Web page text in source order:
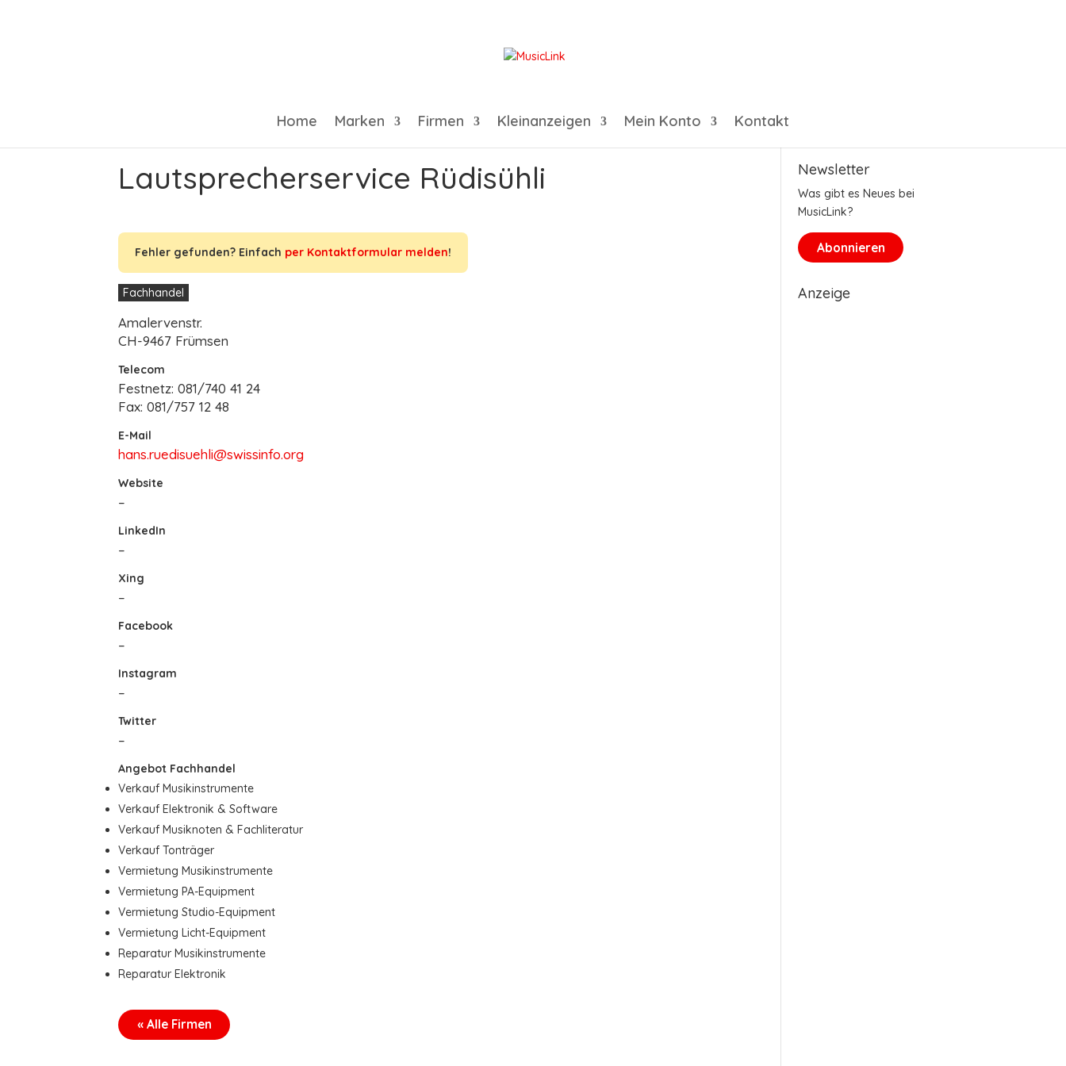
Home Marken Firmen Kleinanzeigen Mein Konto Kontakt
Lautsprecherservice Rüdisühli
Fehler gefunden? Einfach per Kontaktformular melden!
Fachhandel
Amalervenstr.
CH-9467 Frümsen
Telecom
Festnetz: 081/740 41 24
Fax: 081/757 12 48
E-Mail
hans.ruedisuehli@swissinfo.org
Website
–
LinkedIn
–
Xing
–
Facebook
–
Instagram
–
Twitter
–
Angebot Fachhandel
Verkauf Musikinstrumente
Verkauf Elektronik & Software
Verkauf Musiknoten & Fachliteratur
Verkauf Tonträger
Vermietung Musikinstrumente
Vermietung PA-Equipment
Vermietung Studio-Equipment
Vermietung Licht-Equipment
Reparatur Musikinstrumente
Reparatur Elektronik
« Alle Firmen
Newsletter
Was gibt es Neues bei
MusicLink?
Abonnieren
Anzeige